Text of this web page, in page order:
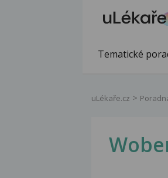
Tematické
uLékaře.cz